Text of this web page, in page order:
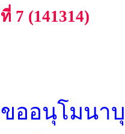
ที่ 7 (141314)
ขออนุโมน